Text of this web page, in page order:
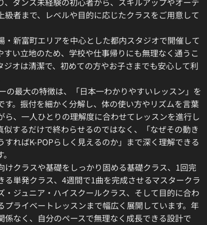
級者まで、レベルや目的に応じたクラスをご用意して
・新富町エリアを中心とした都内スタジオで開催して
すい立地のため、学校や仕事帰りにも無理なく通うこ
ジオは清潔で、初めての方やお子さまでも安心して利
の最大の特徴は、「日本一わかりやすいレッスン」を
す。振付を細かく分解し、体の使い方やリズムを言葉
ら、一人ひとりの理解度に合わせてレッスンを進行し
似するだけで終わらせるのではなく、「なぜその動き
すればK-POPらしく見えるのか」まで深く理解できる
けクラスや基礎をしっかり固める基礎クラス、1回完
る単発クラス、4週間で1曲を完成させるマスタークラ
・ジュニア・ハイスクールクラス、そして目的に合わ
プライベートレッスンまで幅広く展開しています。年
係なく、自分のペースで無理なく成長できる設計で